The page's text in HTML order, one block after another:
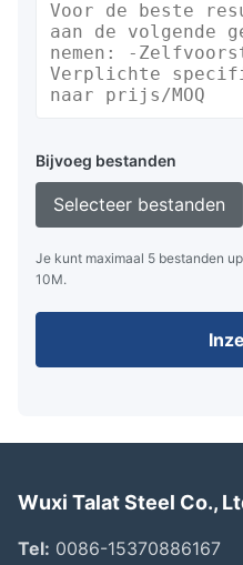
Bijvoeg bestanden
Selecteer bestanden
Je kunt maximaal 5 bestanden
10M.
Wuxi Talat Steel Co.,
Tel: 0086-15370886167